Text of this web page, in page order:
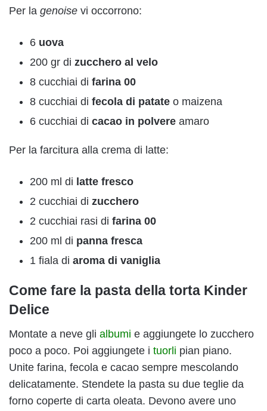
Per la genoise vi occorrono:
6 uova
200 gr di zucchero al velo
8 cucchiai di farina 00
8 cucchiai di fecola di patate o maizena
6 cucchiai di cacao in polvere amaro
Per la farcitura alla crema di latte:
200 ml di latte fresco
2 cucchiai di zucchero
2 cucchiai rasi di farina 00
200 ml di panna fresca
1 fiala di aroma di vaniglia
Come fare la pasta della torta Kinder
Delice
Montate a neve gli albumi e aggiungete lo zucchero
poco a poco. Poi aggiungete i tuorli pian piano.
Unite farina, fecola e cacao sempre mescolando
delicatamente. Stendete la pasta su due teglie da
forno coperte di carta oleata. Devono avere uno